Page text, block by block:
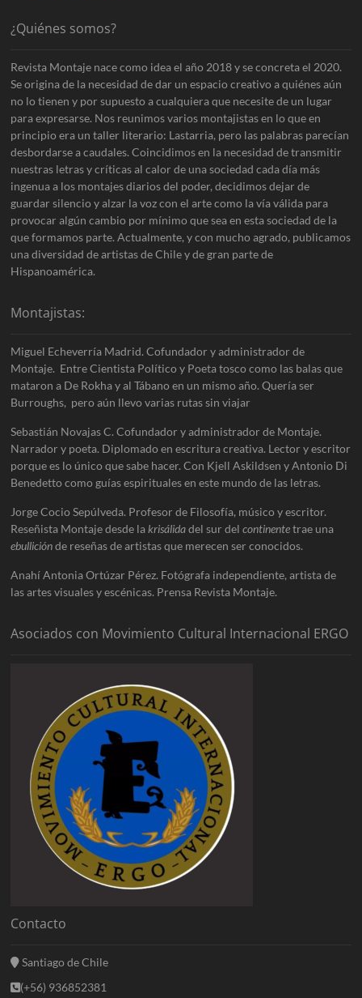
¿Quiénes somos?
Revista Montaje nace como idea el año 2018 y se concreta el 2020.
Se origina de la necesidad de dar un espacio creativo a quiénes aún
no lo tienen y por supuesto a cualquiera que necesite de un lugar
para expresarse. Nos reunimos varios montajistas en lo que en
principio era un taller literario: Lastarria, pero las palabras parecían
desbordarse a caudales. Coincidimos en la necesidad de transmitir
nuestras letras y críticas al calor de una sociedad cada día más
ingenua a los montajes diarios del poder, decidimos dejar de
guardar silencio y alzar la voz con el arte como la vía válida para
provocar algún cambio por mínimo que sea en esta sociedad de la
que formamos parte. Actualmente, y con mucho agrado, publicamos
una diversidad de artistas de Chile y de gran parte de
Hispanoamérica.
Montajistas:
Miguel Echeverría Madrid. Cofundador y administrador de
Montaje. Entre Cientista Político y Poeta tosco como las balas que
mataron a De Rokha y al Tábano en un mismo año. Quería ser
Burroughs, pero aún llevo varias rutas sin viajar
Sebastián Novajas C. Cofundador y administrador de Montaje.
Narrador y poeta. Diplomado en escritura creativa. Lector y escritor
porque es lo único que sabe hacer. Con Kjell Askildsen y Antonio Di
Benedetto como guías espirituales en este mundo de las letras.
Jorge Cocio Sepúlveda. Profesor de Filosofía, músico y escritor.
Reseñista Montaje desde lakrisálidadel sur delcontinentetrae una
ebulliciónde reseñas de artistas que merecen ser conocidos.
Anahí Antonia Ortúzar Pérez. Fotógrafa independiente, artista de
las artes visuales y escénicas. Prensa Revista Montaje.
Asociados con Movimiento Cultural Internacional ERGO
Contacto
Santiago de Chile
(+56) 936852381